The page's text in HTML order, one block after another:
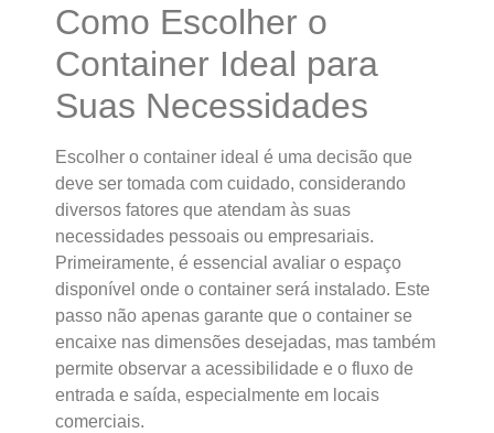
Como Escolher o
Container Ideal para
Suas Necessidades
Escolher o container ideal é uma decisão que
deve ser tomada com cuidado, considerando
diversos fatores que atendam às suas
necessidades pessoais ou empresariais.
Primeiramente, é essencial avaliar o espaço
disponível onde o container será instalado. Este
passo não apenas garante que o container se
encaixe nas dimensões desejadas, mas também
permite observar a acessibilidade e o fluxo de
entrada e saída, especialmente em locais
comerciais.